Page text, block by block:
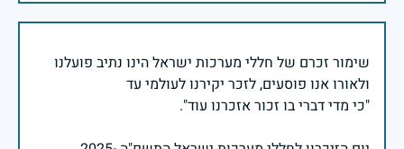
שימור זכרם של חללי מערכות ישראל הינו נתיב פועלנו